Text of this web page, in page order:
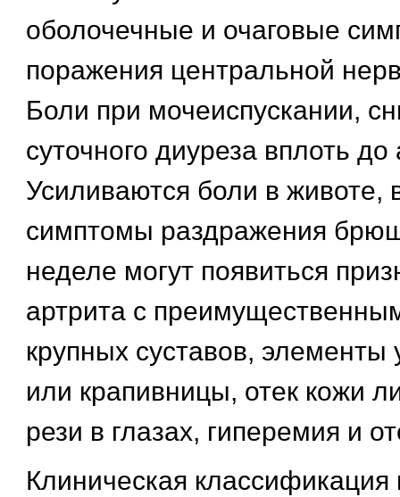
оболочечные и очаговые
поражения центральной
Боли при мочеиспускании,
суточного диуреза вплоть до
Усиливаются боли в животе,
симптомы раздражения
неделе могут появиться
артрита с
крупных суставов, элементы
или крапивницы, отек кожи
рези в глазах, гиперемия и
Клиническая классификация